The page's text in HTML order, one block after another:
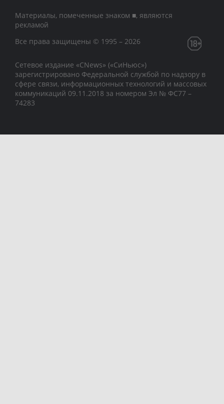
Материалы, помеченные знаком ■, являются
рекламой
Все права защищены © 1995 – 2026
Сетевое издание «CNews» («СиНьюс»)
зарегистрировано Федеральной службой по надзору в
сфере связи, информационных технологий и массовых
коммуникаций 09.11.2018 за номером Эл № ФС77 –
74283